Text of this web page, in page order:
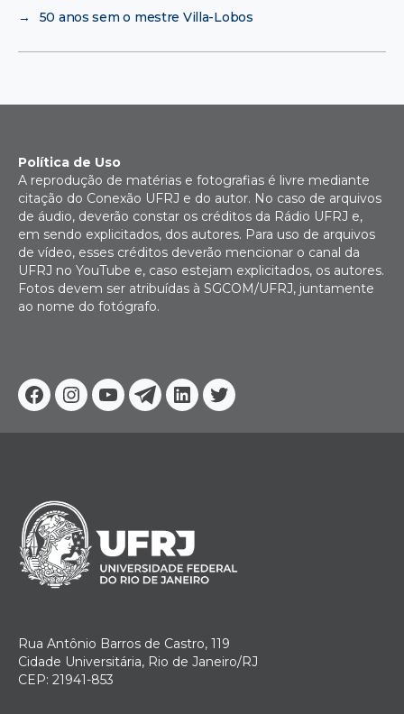
→
50 anos sem o mestre Villa-Lobos
Facebook
Instagram
YoutubeTelegram
Linkedin
Twitter
Política de Uso
A reprodução de matérias e fotografias é livre mediante
citação do Conexão UFRJ e do autor. No caso de arquivos
de áudio, deverão constar os créditos da Rádio UFRJ e,
em sendo explicitados, dos autores. Para uso de arquivos
de vídeo, esses créditos deverão mencionar o canal da
UFRJ no YouTube e, caso estejam explicitados, os autores.
Fotos devem ser atribuídas à SGCOM/UFRJ, juntamente
ao nome do fotógrafo.
Rua Antônio Barros de Castro, 119
Cidade Universitária, Rio de Janeiro/RJ
CEP: 21941-853